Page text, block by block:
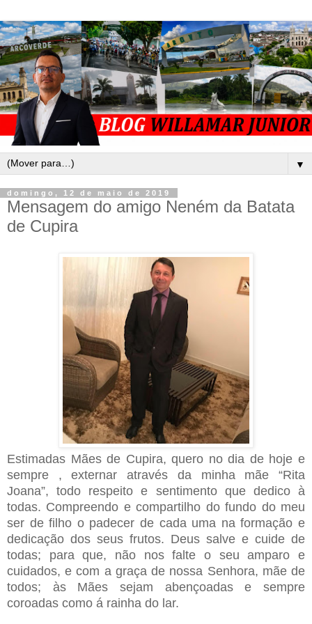
▼
domingo, 12 de maio de 2019
Mensagem do amigo Neném da Batata
de Cupira
Estimadas Mães de Cupira, quero no dia de hoje e
sempre , externar através da minha mãe “Rita
Joana”, todo respeito e sentimento que dedico à
todas. Compreendo e compartilho do fundo do meu
ser de filho o padecer de cada uma na formação e
dedicação dos seus frutos. Deus salve e cuide de
todas; para que, não nos falte o seu amparo e
cuidados, e com a graça de nossa Senhora, mãe de
todos; às Mães sejam abençoadas e sempre
coroadas como á rainha do lar.